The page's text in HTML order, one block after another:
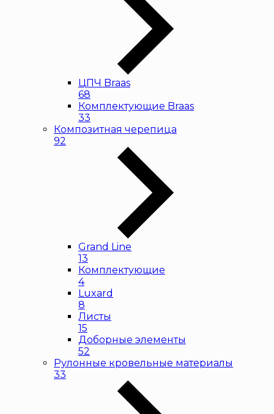
ЦПЧ Braas
68
Комплектующие Braas
33
Композитная черепица
92
Grand Line
13
Комплектующие
4
Luxard
8
Листы
15
Доборные элементы
52
Рулонные кровельные материалы
33